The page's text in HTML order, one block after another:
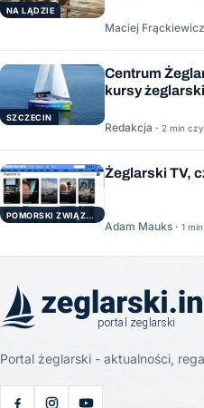
NA LĄDZIE
Maciej Frąckiewicz
SZCZECIN
Centrum
kursy
Redakcja · 2 min
POMORSKI ZWIĄZEK ŻEGLARSKI
Żeglarski TV,
Adam Mauks · 1
Portal żeglarski - aktualności,